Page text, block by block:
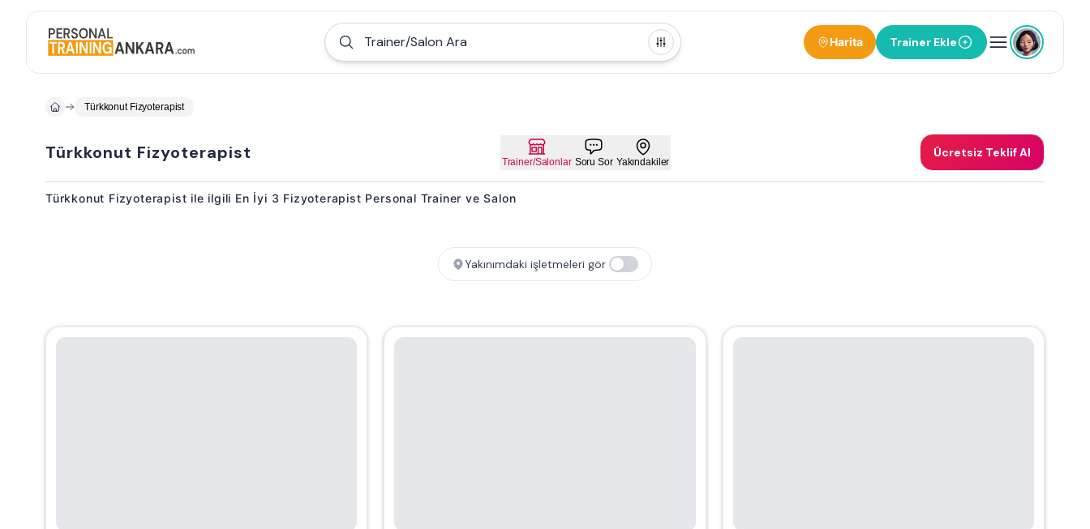
Trainer/Salon Ara Harita Trainer Ekle
Türkkonut Fizyoterapist
Türkkonut Fizyoterapist Trainer/Salonlar Soru Sor Yakındakiler
Ücretsiz Teklif Al
Türkkonut Fizyoterapist ile ilgili En İyi 3 Fizyoterapist Personal Trainer ve Salon
Yakınımdaki işletmeleri gör